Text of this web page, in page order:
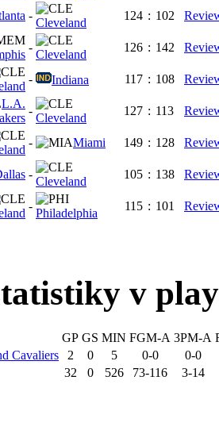
-
Cleveland
124 : 102
-
Cleveland
126 : 142
- Indiana 117 : 108
L.A.
-
Cleveland
127 : 113
- Miami 149 : 128
-
Cleveland
105 : 138
-
Philadelphia
115 : 101
v
GP GS MIN FGM-A 3PM-A
Cavaliers 2 0 5 0-0
0-0
32 0 526 73-116 3-14